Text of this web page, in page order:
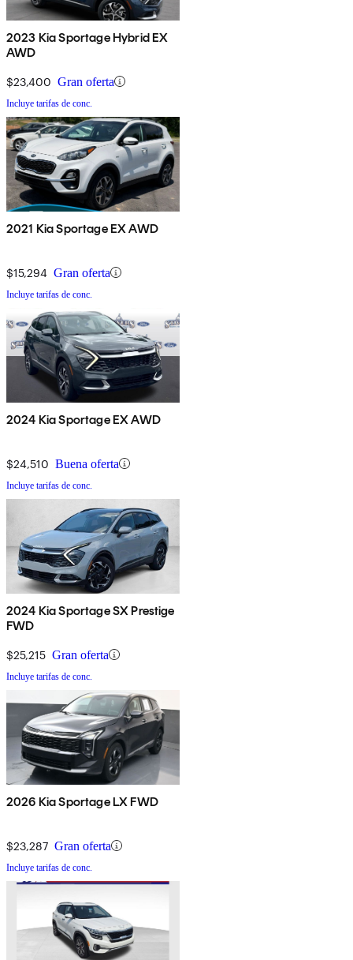
2023 Kia Sportage Hybrid EX
AWD
$23,400 Gran oferta
Incluye tarifas de conc.
2021 Kia Sportage EX AWD
$15,294 Gran oferta
Incluye tarifas de conc.
2024 Kia Sportage EX AWD
$24,510 Buena oferta
Incluye tarifas de conc.
2024 Kia Sportage SX Prestige
FWD
$25,215 Gran oferta
Incluye tarifas de conc.
2026 Kia Sportage LX FWD
$23,287 Gran oferta
Incluye tarifas de conc.